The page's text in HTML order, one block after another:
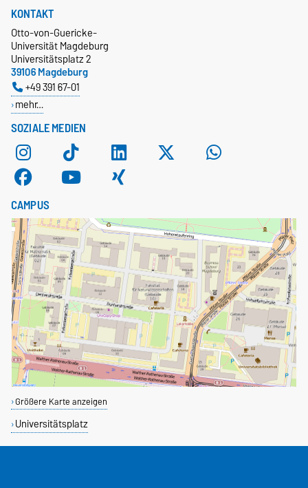
SOZIALE MEDIEN
KONTAKT
Otto-von-Guericke-
Universität Magdeburg
Universitätsplatz 2
39106 Magdeburg
+49 391 67-01
mehr…
CAMPUS
Größere Karte anzeigen
Universitätsplatz